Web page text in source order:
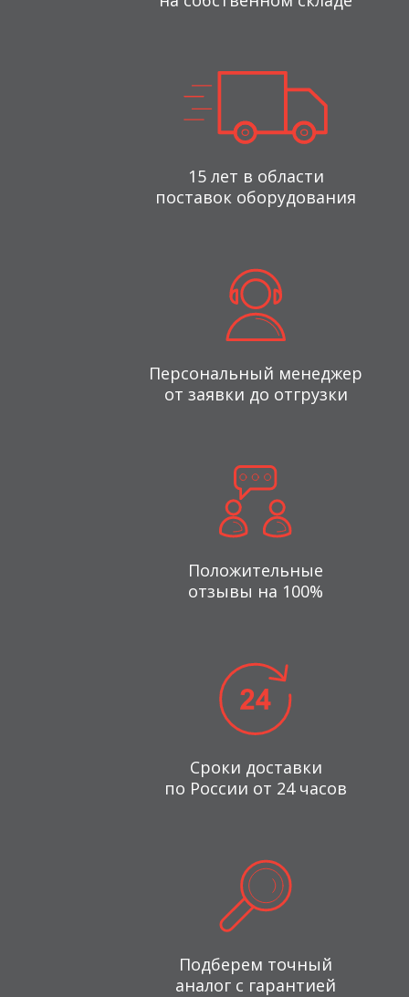
15 лет в области
поставок оборудования
Персональный менеджер
от заявки до отгрузки
Положительные
отзывы на 100%
Сроки доставки
по России от 24 часов
Подберем точный
аналог с гарантией